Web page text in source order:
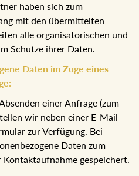
haben sich zum
mit den übermittelten
alle organisatorischen und
Schutze ihrer Daten.
Daten im Zuge eines
einer Anfrage (zum
wir neben einer E-Mail
zur Verfügung. Bei
Daten zum
Kontaktaufnahme